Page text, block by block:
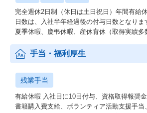
完全週休2日制（休日は土日祝日）年間有給
日数は、入社半年経過後の付与日数となりま
夏季休暇、慶弔休暇、産休育休（取得実績多
手当・福利厚生
残業手当
有給休暇 入社日に10日付与、資格取得報奨金
書籍購入費支給、ボランティア活動支援手当